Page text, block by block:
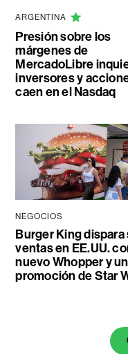
ARGENTINA
Presión sobre los
márgenes de
MercadoLibre
inversores y
caen en el Nasdaq
NEGOCIOS
Burger King dispara
ventas en EE.UU.
nuevo Whopper y
promoción de Star